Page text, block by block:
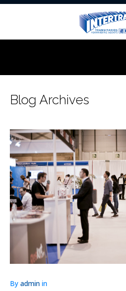
Blog Archives
By admin in